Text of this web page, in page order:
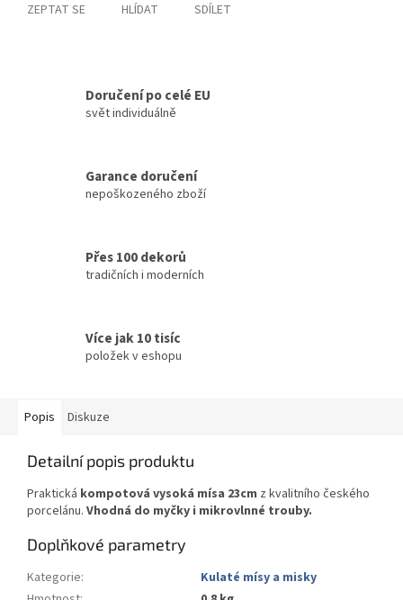
ZEPTAT SE HLÍDAT SDÍLET
Doručení po celé EU
svět individuálně
Garance doručení
nepoškozeného zboží
Přes 100 dekorů
tradičních i moderních
Více jak 10 tisíc
položek v eshopu
Popis Diskuze
Detailní popis produktu
Praktická kompotová vysoká mísa 23cm z kvalitního českého
porcelánu. Vhodná do myčky i mikrovlnné trouby.
Doplňkové parametry
Kategorie:
Kulaté mísy a misky